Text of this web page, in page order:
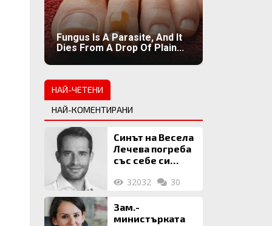
Fungus Is A Parasite, And It
Dies From A Drop Of Plain...
НАЙ-ЧЕТЕНИ
НАЙ-КОМЕНТИРАНИ
Синът на Весела
Лечева погреба
със себе си
млн. евро
32032 30
Зам.-
министърката